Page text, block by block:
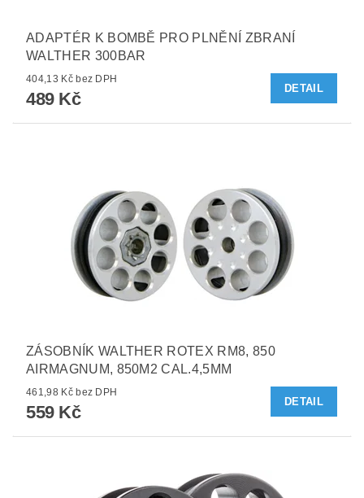
ADAPTÉR K BOMBĚ PRO PLNĚNÍ ZBRANÍ
WALTHER 300BAR
404,13 Kč bez DPH
489 Kč
DETAIL
ZÁSOBNÍK WALTHER ROTEX RM8, 850
AIRMAGNUM, 850M2 CAL.4,5MM
461,98 Kč bez DPH
559 Kč
DETAIL